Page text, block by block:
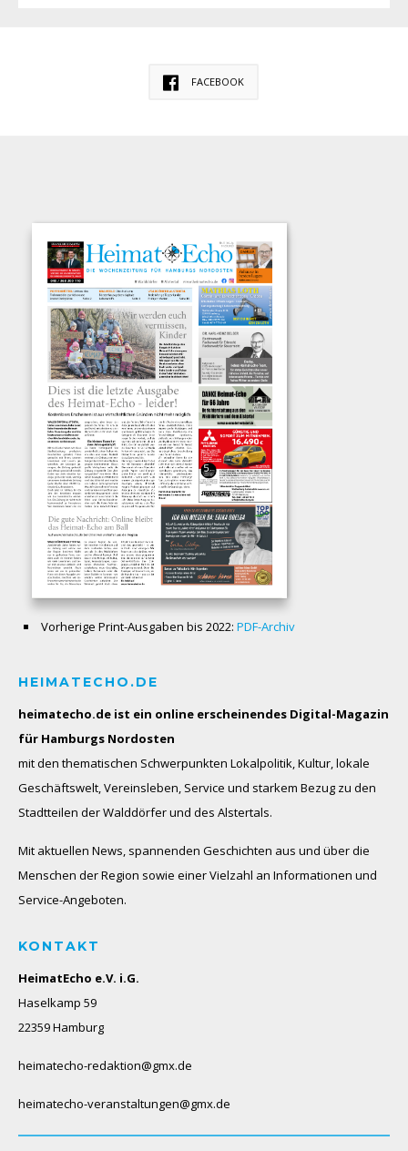
FACEBOOK
Vorherige Print-Ausgaben bis 2022: PDF-Archiv
HEIMATECHO.DE
heimatecho.de ist ein online erscheinendes Digital-Magazin
für Hamburgs Nordosten
mit den thematischen Schwerpunkten Lokalpolitik, Kultur, lokale
Geschäftswelt, Vereinsleben, Service und starkem Bezug zu den
Stadtteilen der Walddörfer und des Alstertals.
Mit aktuellen News, spannenden Geschichten aus und über die
Menschen der Region sowie einer Vielzahl an Informationen und
Service-Angeboten.
KONTAKT
HeimatEcho e.V. i.G.
Haselkamp 59
22359 Hamburg
heimatecho-redaktion@gmx.de
heimatecho-veranstaltungen@gmx.de